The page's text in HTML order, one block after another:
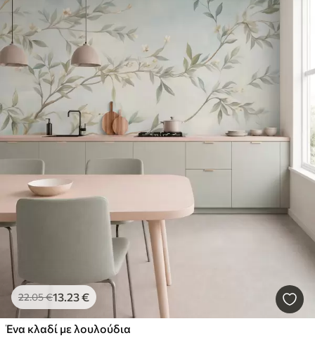
22.05€13 .23€
Ένα κλαδί με λουλούδια